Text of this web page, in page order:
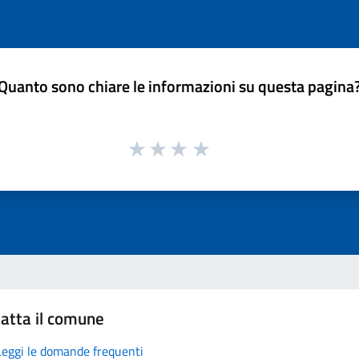
sono chiare le informazioni su questa
il comune
le domande frequenti